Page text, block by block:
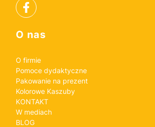
Linki w stopce
O nas
O firmie
Pomoce dydaktyczne
Pakowanie na prezent
Kolorowe Kaszuby
KONTAKT
W mediach
BLOG